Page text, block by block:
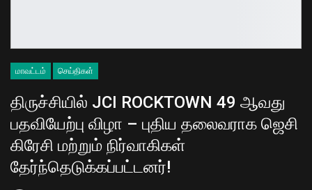
மாவட்டம் செய்திகள்
திருச்சியில் JCI ROCKTOWN 49 ஆவது
பதவியேற்பு விழா – புதிய தலைவராக ஜெசி
கிரேசி மற்றும் நிர்வாகிகள்
தேர்ந்தெடுக்கப்பட்டனர்!